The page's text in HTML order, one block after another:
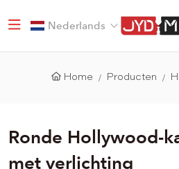
Nederlands
Home Producten
Ronde Hollywood-
met verlichting